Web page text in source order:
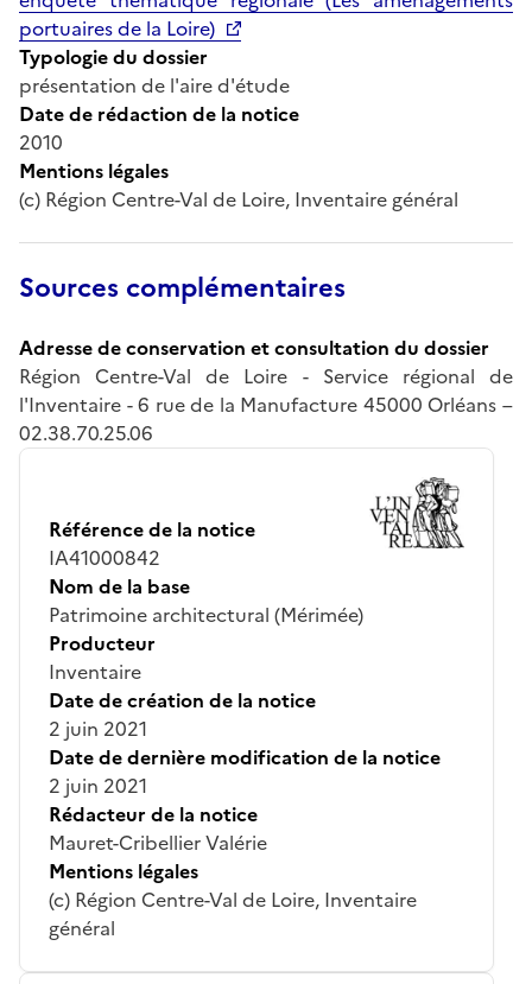
portuaires de la Loire)
Typologie du dossier
présentation de l'aire d'étude
Date de rédaction de la notice
2010
Mentions légales
(c) Région Centre-Val de Loire, Inventaire général
Sources complémentaires
Adresse de conservation et consultation du dossier
Région Centre-Val de Loire - Service régional de
l'Inventaire - 6 rue de la Manufacture 45000 Orléans –
02.38.70.25.06
Référence de la notice
IA41000842
Nom de la base
Patrimoine architectural (Mérimée)
Producteur
Inventaire
Date de création de la notice
2 juin 2021
Date de dernière modification de la notice
2 juin 2021
Rédacteur de la notice
Mauret-Cribellier Valérie
Mentions légales
(c) Région Centre-Val de Loire, Inventaire
général